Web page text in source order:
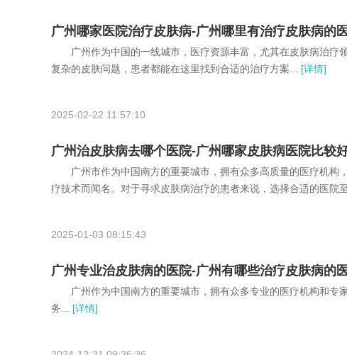
广州哪家医院治疗皮肤病-广州哪里有治疗皮肤病的
广州作为中国的一线城市，医疗资源丰富，尤其在皮肤病治疗
复杂的皮肤问题，患者都能在这里找到合适的治疗方案... [详情]
2025-02-22 11:57:10
广州治皮肤病去哪个医院-广州哪家皮肤病医院比较
广州市作为中国南方的重要城市，拥有众多高质量的医疗机构
疗技术而闻名。对于寻求皮肤病治疗的患者来说，选择合适的医院
2025-01-03 08:15:43
广州专业治皮肤病的医院-广州有哪些治疗皮肤病的
广州作为中国南方的重要城市，拥有众多专业的医疗机构和专
务... [详情]